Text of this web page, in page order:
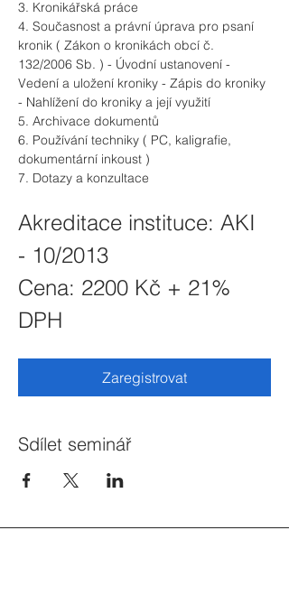
3. Kronikářská práce
4. Současnost a právní úprava pro psaní
kronik ( Zákon o kronikách obcí č.
132/2006 Sb. ) - Úvodní ustanovení -
Vedení a uložení kroniky - Zápis do kroniky
- Nahlížení do kroniky a její využití
5. Archivace dokumentů
6. Používání techniky ( PC, kaligrafie,
dokumentární inkoust )
7. Dotazy a konzultace
Akreditace instituce: AKI
- 10/2013
Cena: 2200 Kč + 21%
DPH
Zaregistrovat
Sdílet seminář